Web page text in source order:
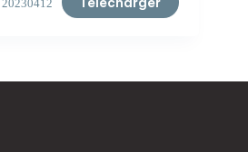
20230412